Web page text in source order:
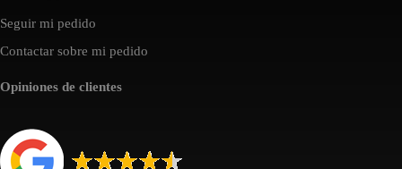
Seguir mi pedido
Contactar sobre mi pedido
Opiniones de clientes